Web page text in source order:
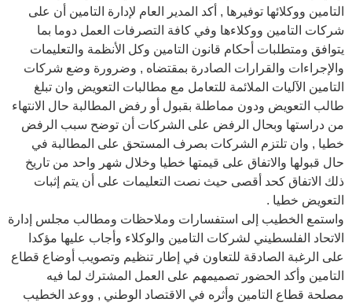
التامين ووكلائها توفيرها , أكد المدير العام لإدارة التامين أن على
شركات التامين ووكلاءها وفي كافة التصرفات العمل دوما بما
يتوافق ومتطلبات أحكام قانون التامين وكل الأنظمة والتعليمات
والإجراءات والقرارات الصادرة بمقتضاه , وضرورة وضع شركات
التامين الآليات الملائمة للتعامل مع مطالبات التعويض وان تبلغ
طالب التعويض ودون مماطلة بقبول أو رفض المطالبة حال الانتهاء
من دراستها وبحال الرفض على الشركات أن توضح سبب الرفض
خطيا , وان تلتزم الشركات بصرف المستحق على المطالبة في
حال قبولها والاتفاق على قيمتها خطيا وخلال شهر واحد من تاريخ
ذلك الاتفاق كحد أقصى حيث نصت التعليمات على أن يتم إثبات
التعويض خطيا .
واستمع الخطيب إلى استفسارات وملاحظات ومطالب مجلس إدارة
الاتحاد الفلسطيني لشركات التامين والوكلاء وأجاب عليها مؤكدا
على الرغبة الصادقة للتعاون في إطار تنظيم وتصويب أوضاع قطاع
التامين وأكد الحضور تصميمهم على العمل المشترك لما فيه
مصلحة قطاع التامين وأثره في الاقتصاد الوطني , ووعد الخطيب